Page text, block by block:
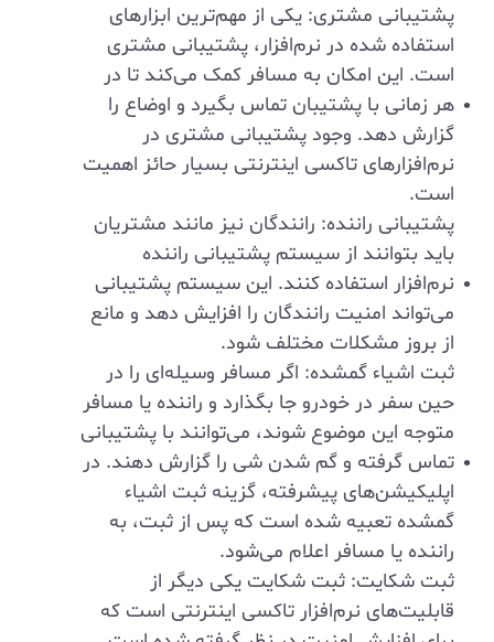
پشتیبانی مشتری: یکی از مهم‌ترین ابزارهای
استفاده شده در نرم‌افزار، پشتیبانی مشتری
است. این امکان به مسافر کمک می‌کند تا در
هر زمانی با پشتیبان تماس بگیرد و اوضاع را
گزارش دهد. وجود پشتیبانی مشتری در
نرم‌افزارهای تاکسی اینترنتی بسیار حائز اهمیت
است.
پشتیبانی راننده: رانندگان نیز مانند مشتریان
باید بتوانند از سیستم پشتیبانی راننده
نرم‌افزار استفاده کنند. این سیستم پشتیبانی
می‌تواند امنیت رانندگان را افزایش دهد و مانع
از بروز مشکلات مختلف شود.
ثبت اشیاء گمشده: اگر مسافر وسیله‌ای را در
حین سفر در خودرو جا بگذارد و راننده یا مسافر
متوجه این موضوع شوند، می‌توانند با پشتیبانی
تماس گرفته و گم شدن شی را گزارش دهند. در
اپلیکیشن‌های پیشرفته، گزینه ثبت اشیاء
گمشده تعبیه شده است که پس از ثبت، به
راننده یا مسافر اعلام می‌شود.
ثبت شکایت: ثبت شکایت یکی دیگر از
قابلیت‌های نرم‌افزار تاکسی اینترنتی است که